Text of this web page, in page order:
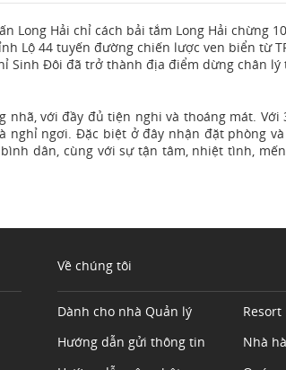
Long Hải chỉ cách bải tắm Long Hải chừng
Lộ 44 tuyến đường chiến lược ven biển từ
Sinh Đôi đã trở thành địa điểm dừng chân
với đầy đủ tiện nghi và thoáng mát. Với
nghỉ ngơi. Đặc biệt ở đây nhận đặt phòng
dân, cùng với sự tận tâm, nhiệt tình,
Về chúng tôi
Dành cho nhà Quản lý
Hướng dẫn gửi thông tin
Resort
Nhà